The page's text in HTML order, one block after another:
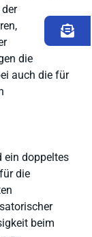
die
auch die für
ein doppeltes
die
beim